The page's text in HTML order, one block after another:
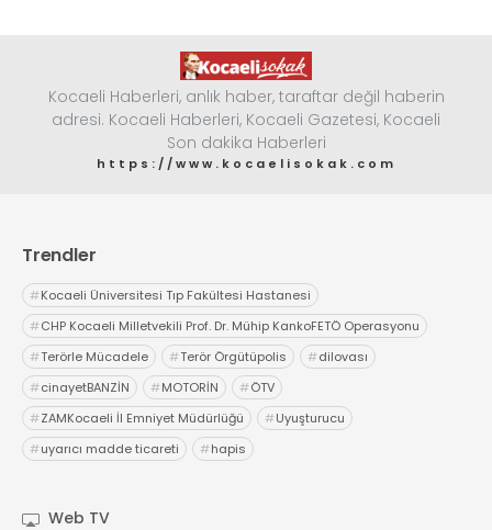
Kocaeli Haberleri, anlık haber, taraftar değil haberin
adresi. Kocaeli Haberleri, Kocaeli Gazetesi, Kocaeli
Son dakika Haberleri
https://www.kocaelisokak.com
Trendler
#Kocaeli Üniversitesi Tıp Fakültesi Hastanesi
#CHP Kocaeli Milletvekili Prof. Dr. Mühip KankoFETÖ Operasyonu
#Terörle Mücadele #Terör Örgütüpolis #dilovası
#cinayetBANZİN #MOTORİN #ÖTV
#ZAMKocaeli İl Emniyet Müdürlüğü #Uyuşturucu
#uyarıcı madde ticareti #hapis
Web TV